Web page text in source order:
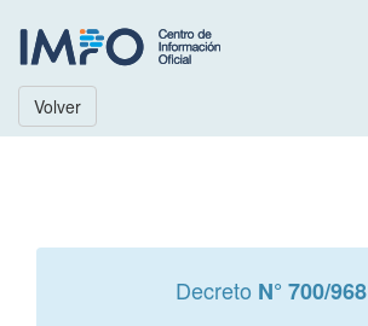
Volver
Decreto N° 700/968